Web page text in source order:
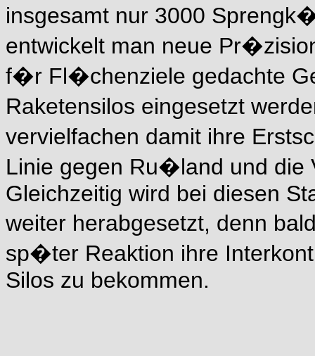
insgesamt nur 3000
entwickelt man neue
f�r Fl�chenziele gedachte
Raketensilos eingesetzt
vervielfachen damit ihre
Linie gegen Ru�land und die
Gleichzeitig wird bei diesen
weiter herabgesetzt, denn
sp�ter Reaktion ihre
Silos zu bekommen.